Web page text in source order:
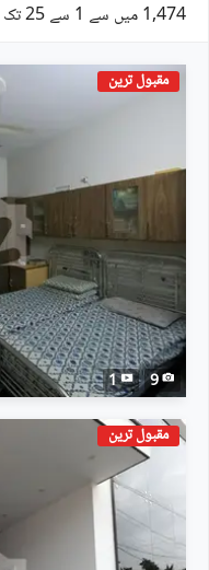
1,474 میں سے 1 سے 25 تک مکانات
مقبول ترین
9
1
مقبول ترین